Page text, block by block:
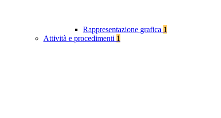
Rappresentazione grafica 1
Attività e procedimenti 1